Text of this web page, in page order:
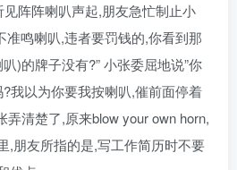
见阵阵喇叭声起,朋友急忙制止小
准鸣喇叭,违者要罚钱的,你看到那
)的牌子没有?” 小张委屈地说”你
我以为你要我按喇叭,催前面停着
弄清楚了,原来blow your own horn,
,朋友所指的是,写工作简历时不要